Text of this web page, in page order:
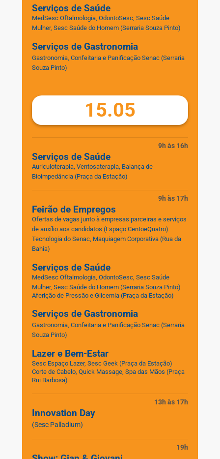
Serviços de Saúde
MedSesc Oftalmologia, OdontoSesc, Sesc Saúde
Mulher, Sesc Saúde do Homem (Serraria Souza Pinto)
Serviços de Gastronomia
Gastronomia, Confeitaria e Panificação Senac (Serraria
Souza Pinto)
15.05
9h às 16h
Serviços de Saúde
Auriculoterapia, Ventosaterapia, Balança de
Bioimpedância (Praça da Estação)
9h às 17h
Feirão de Empregos
Ofertas de vagas junto à empresas parceiras e serviços
de auxílio aos candidatos (Espaço CentoeQuatro)
Tecnologia do Senac, Maquiagem Corporativa (Rua da
Bahia)
Serviços de Saúde
MedSesc Oftalmologia, OdontoSesc, Sesc Saúde
Mulher, Sesc Saúde do Homem (Serraria Souza Pinto)
Aferição de Pressão e Glicemia (Praça da Estação)
Serviços de Gastronomia
Gastronomia, Confeitaria e Panificação Senac (Serraria
Souza Pinto)
Lazer e Bem-Estar
Sesc Espaço Lazer, Sesc Geek (Praça da Estação)
Corte de Cabelo, Quick Massage, Spa das Mãos (Praça
Rui Barbosa)
13h às 17h
Innovation Day
(Sesc Palladium)
19h